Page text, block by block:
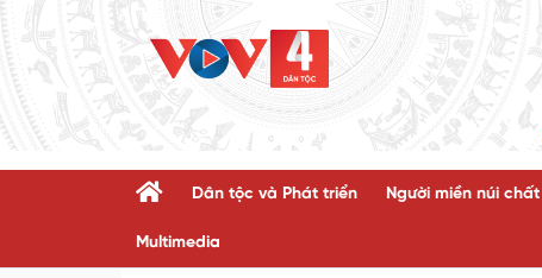
Dân tộc và Phát triển Người miền núi chất
Multimedia